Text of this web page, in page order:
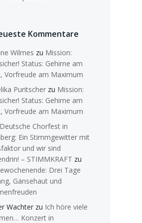
Kommentare
Wilmes zu Mission:
Status: Gehirne am
Vorfreude am Maximum
Puritscher zu Mission:
Status: Gehirne am
Vorfreude am Maximum
Chorfest in
Ein Stimmgewitter mit
und wir sind
– STIMMKRAFT zu
Drei Tage
Gänsehaut und
Wachter zu Ich höre viele
Konzert in